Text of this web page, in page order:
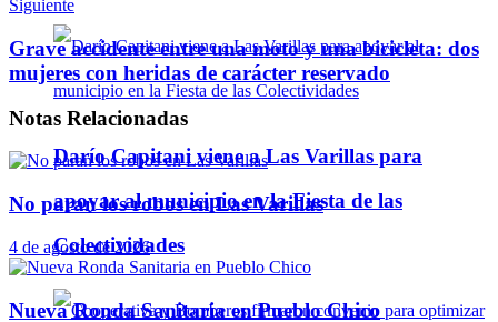
Darío Capitani viene a Las Varillas para
apoyar al municipio en la Fiesta de las
Colectividades
Siguiente
Grave accidente entre una moto y una bicicleta: dos
mujeres con heridas de carácter reservado
Notas Relacionadas
No paran los robos en Las Varillas
4 de agosto de 2026
Nueva Ronda Sanitaria en Pueblo Chico